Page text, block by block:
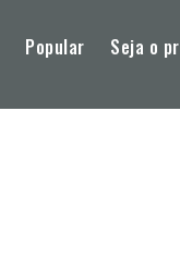
Popular Seja o